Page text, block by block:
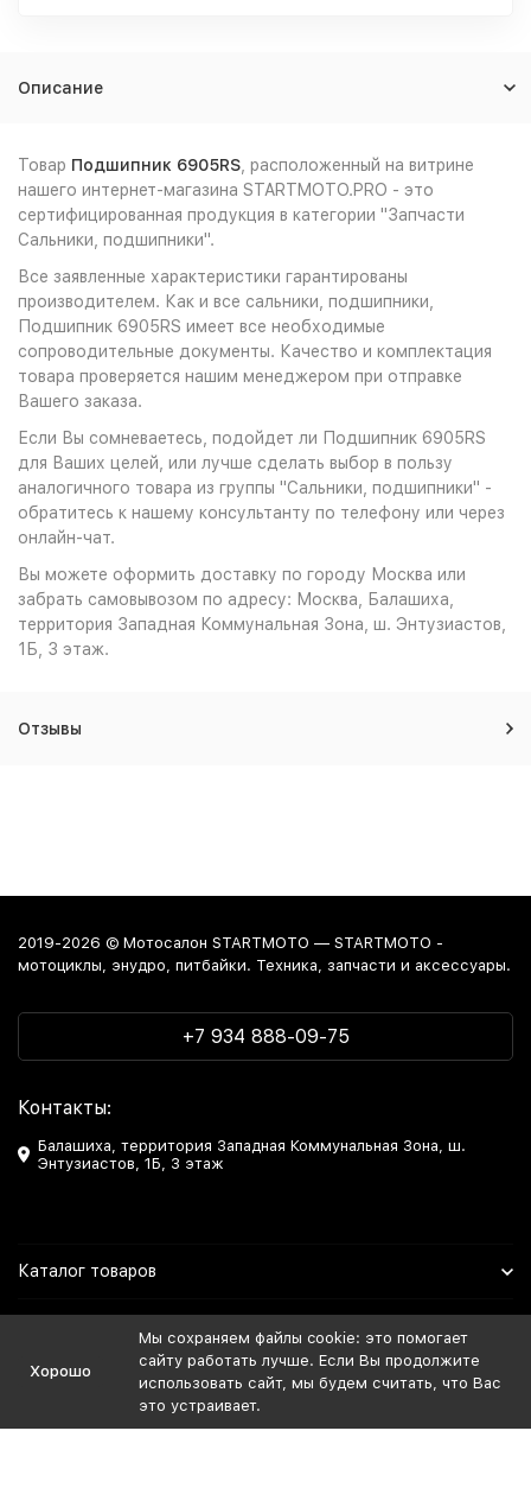
Описание
Товар Подшипник 6905RS , расположенный на витрине
нашего интернет-магазина STARTMOTO.PRO - это
сертифицированная продукция в категории "Запчасти
Сальники, подшипники".
Все заявленные характеристики гарантированы
производителем. Как и все сальники, подшипники,
Подшипник 6905RS имеет все необходимые
сопроводительные документы. Качество и комплектация
товара проверяется нашим менеджером при отправке
Вашего заказа.
Если Вы сомневаетесь, подойдет ли Подшипник 6905RS
для Ваших целей, или лучше сделать выбор в пользу
аналогичного товара из группы "Сальники, подшипники" -
обратитесь к нашему консультанту по телефону или через
онлайн-чат.
Вы можете оформить доставку по городу Москва или
забрать самовывозом по адресу: Москва, Балашиха,
территория Западная Коммунальная Зона, ш. Энтузиастов,
1Б, 3 этаж.
Отзывы
2019-2026 © Мотосалон STARTMOTO — STARTMOTO -
мотоциклы, энудро, питбайки. Техника, запчасти и аксессуары.
+7 934 888-09-75
Контакты:
Балашиха, территория Западная Коммунальная Зона, ш.
Энтузиастов, 1Б, 3 этаж
Каталог товаров
Мы в Соцсетях
Хорошо
Мы сохраняем файлы cookie: это помогает
сайту работать лучше. Если Вы продолжите
использовать сайт, мы будем считать, что Вас
это устраивает.